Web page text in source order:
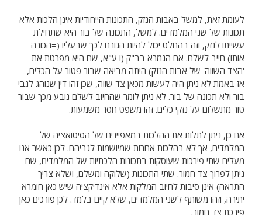
לעומת זאת, למשל באבות הנזק, התכונות הייחודיות אינן הלכות אלא
תכונות של שני המלמדים. למשל, התכונה של בור היא שתחילת
עשייתו לנזק, וזה בהחלט יכול להיות הגורם לכך שבעליו (=הכורה
אותו) חייב לשלם. אם הגמרא בב"ק (ו ע"א, שם היא מפרטת את
'הצד השווה' של אבות הנזק) היתה מביאה שבור פטור על הכלים,
אז באמת לא ניתן היה לעשות מכאן צד שווה, שכן זהו דין שנוהג לגבי
בור ולא תכונה של בור. לא ניתן לומר שהחיוב לשלם נובע מכך שבור
טור מתשלום על נזקי כלים. זהו משפט חסר משמעות.
אם כן, ניתן לתלות את ההלכות במאפיינים של הסיטואציה של
המלמדים, אך לא בהלכות אחרות שמיושמות לגביהם. לכן כאשר אנו
מעלים שתי פירכות שעוסקות בתכונות הלכתיות של המלמדים, שם
ניתן לפרוך צד חמור. שתי התכונות (שלוקה ומשלם, ושלא צריך
התראה) אינן סיבות לחיוב המלקות אלא אינדיקציה שיש כאן חומרא
יתירה, וזהו משותף לשני המלמדים, שלא קיים בלמד. לכן פורכים כאן
פירכת צד חמור.